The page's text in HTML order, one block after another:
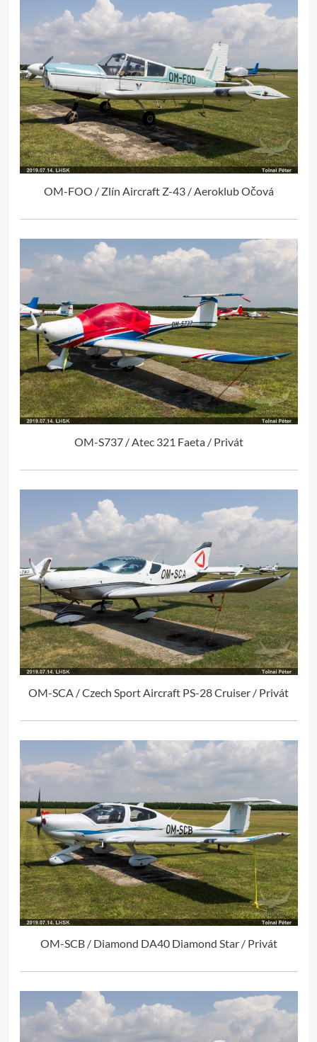
OM-FOO / Zlín Aircraft Z-43 / Aeroklub Očová
OM-S737 / Atec 321 Faeta / Privát
OM-SCA / Czech Sport Aircraft PS-28 Cruiser / Privát
OM-SCB / Diamond DA40 Diamond Star / Privát